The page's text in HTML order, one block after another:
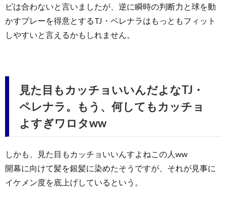
ピは合わないと言いましたが、逆に瞬時の判断力と球を動
かすプレーを得意とするTJ・ペレナラはもっともフィット
しやすいと言えるかもしれません。
見た目もカッチョいいんだよなTJ・
ペレナラ。もう、何してもカッチョ
よすぎワロタww
しかも、見た目もカッチョいいんすよねこの人ww
開幕に向けて髪を銀髪に染めたそうですが、それが見事に
イケメン度を底上げしているという。